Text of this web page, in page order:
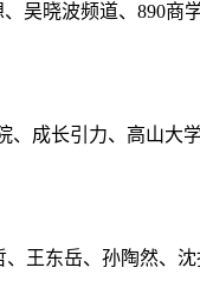
吴晓波频道、890
成长引力、高山大
王东岳、孙陶然、